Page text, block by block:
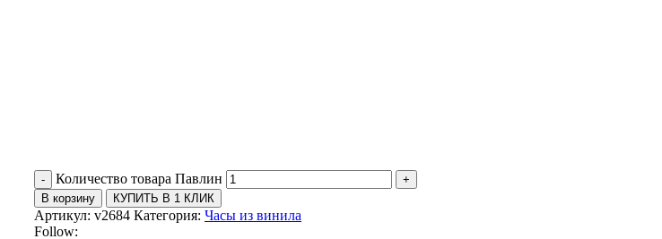
Количество товара Павлин
В корзину КУПИТЬ В 1 КЛИК
Артикул: v2684 Категория: Часы из винила
Follow: